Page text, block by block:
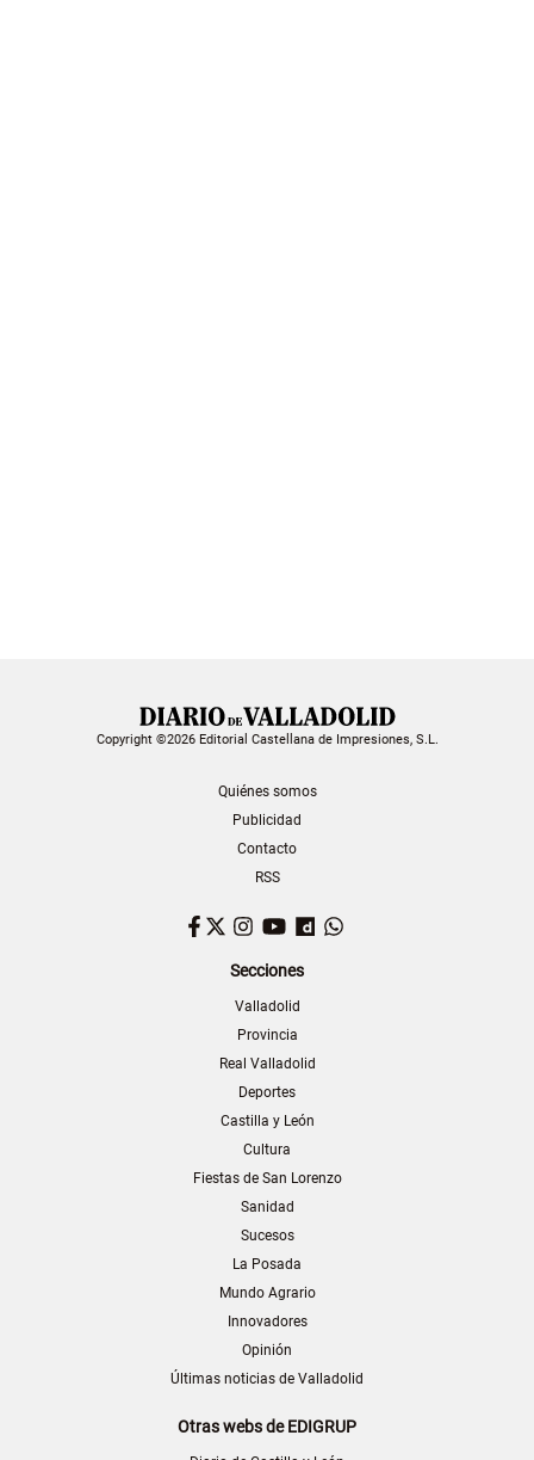
Copyright ©2026 Editorial Castellana de Impresiones, S.L.
Quiénes somos
Publicidad
Contacto
RSS
Facebook
TwitterInstagram
YouTubeDailymotion
Secciones
Valladolid
Provincia
Real Valladolid
Deportes
Castilla y León
Cultura
Fiestas de San Lorenzo
Sanidad
Sucesos
La Posada
Mundo Agrario
Innovadores
Opinión
Últimas noticias de Valladolid
Otras webs de EDIGRUP